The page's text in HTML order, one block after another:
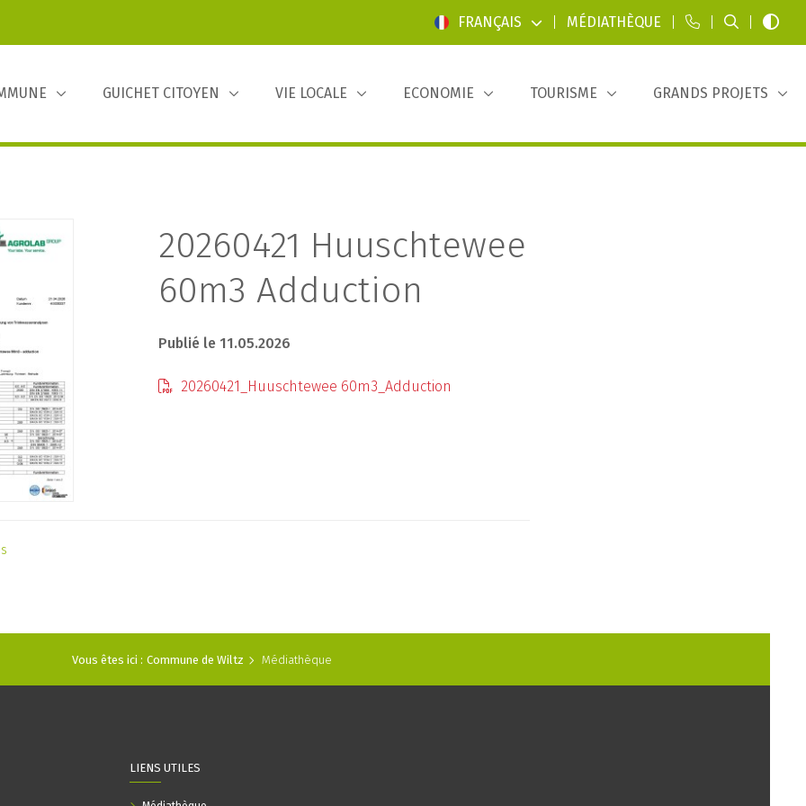
FRANÇAIS MÉDIATHÈQUE
GUICHET CITOYEN VIE LOCALE ECONOMIE TOURISME GRANDS PROJETS
20260421 Huuschtewee
60m3 Adduction
Publié le 11.05.2026
20260421_Huuschtewee 60m3_Adduction
Vous êtes ici : Commune de Wiltz Médiathèque
LIENS UTILES